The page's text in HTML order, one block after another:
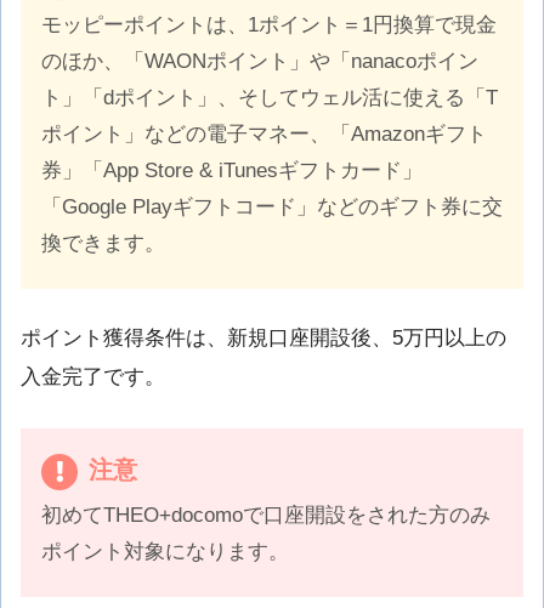
モッピーポイントは、1ポイント＝1円換算で現金
のほか、「WAONポイント」や「nanacoポイン
ト」「dポイント」、そしてウェル活に使える「T
ポイント」などの電子マネー、「Amazonギフト
券」「App Store & iTunesギフトカード」
「Google Playギフトコード」などのギフト券に交
換できます。
ポイント獲得条件は、新規口座開設後、5万円以上の
入金完了です。
注意
初めてTHEO+docomoで口座開設をされた方のみ
ポイント対象になります。